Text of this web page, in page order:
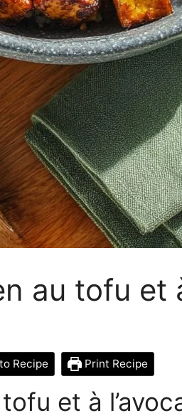
au tofu et
Recipe Print Recipe
et à